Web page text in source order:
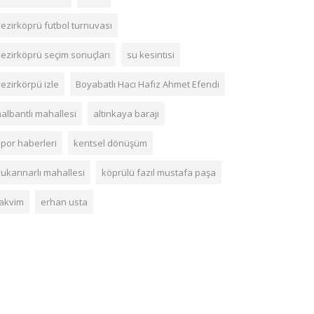
futbol turnuvası
seçim sonuçları su kesintisi
izle Boyabatlı Hacı Hafız Ahmet Efendi
mahallesi altınkaya barajı
haberleri kentsel dönüşüm
mahallesi köprülü fazıl mustafa paşa
erhan usta